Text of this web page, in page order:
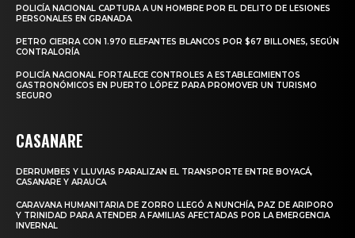
POLICÍA NACIONAL CAPTURA A UN HOMBRE POR EL DELITO DE LESIONES
PERSONALES EN GRANADA
PETRO CIERRA CON 1.970 ELEFANTES BLANCOS POR $67 BILLONES, SEGÚN
CONTRALORÍA
POLICÍA NACIONAL FORTALECE CONTROLES A ESTABLECIMIENTOS
GASTRONÓMICOS EN PUERTO LÓPEZ PARA PROMOVER UN TURISMO
SEGURO
CASANARE
DERRUMBES Y LLUVIAS PARALIZAN EL TRANSPORTE ENTRE BOYACÁ,
CASANARE Y ARAUCA
CARAVANA HUMANITARIA DE ZORRO LLEGÓ A NUNCHÍA, PAZ DE ARIPORO
Y TRINIDAD PARA ATENDER A FAMILIAS AFECTADAS POR LA EMERGENCIA
INVERNAL